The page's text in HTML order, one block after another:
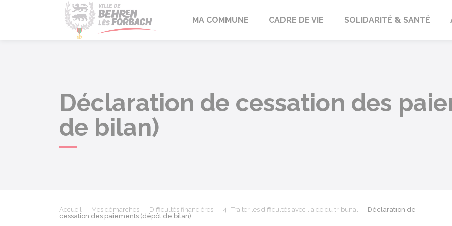
Behren-lès-Forbach
MA COMMUNE CADRE DE VIE SOLIDARITÉ & SANTÉ
Déclaration de cessation des
de bilan)
Accueil Mes démarches Difficultés financières 4- Traiter les difficultés avec l'aide du tribunal
Déclaration de
cessation des paiements (dépôt de bilan)